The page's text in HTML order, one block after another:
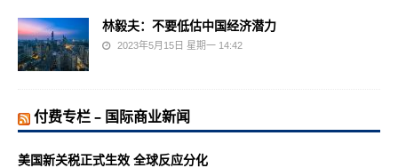
林毅夫：不要低估中国经济潜力
2023年5月15日 星期一 14:42
付费专栏 – 国际商业新闻
美国新关税正式生效 全球反应分化